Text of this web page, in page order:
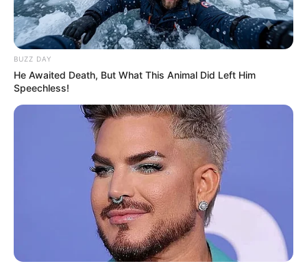
BUZZ DAY
He Awaited Death, But What This Animal Did Left Him
Speechless!